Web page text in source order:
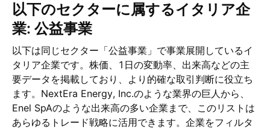
以下のセクターに属するイタリア企
業: 公益事業
以下は同じセクター「公益事業」で事業展開しているイ
タリア企業です。株価、1日の変動率、出来高などの主
要データを掲載しており、より的確な取引判断に役立ち
ます。NextEra Energy, Inc.のような業界の巨人から、
Enel SpAのような出来高の多い企業まで、このリストは
あらゆるトレード戦略に活用できます。企業をフィルタ